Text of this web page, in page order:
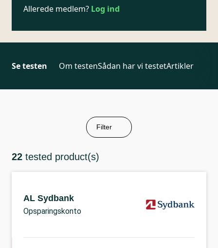
Allerede medlem? Log ind
Se testen Om testenSådan har vi testetArtikler
Filter
22 tested product(s)
AL Sydbank
Opsparingskonto